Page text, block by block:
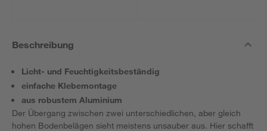
Beschreibung
Licht- und Feuchtigkeitsbeständig
einfache Klebemontage
aus robustem Aluminium
Der Übergang zwischen zwei unterschiedlichen, aber gleich
hohen Bodenbelägen sieht meistens unsauber aus. Hier schafft